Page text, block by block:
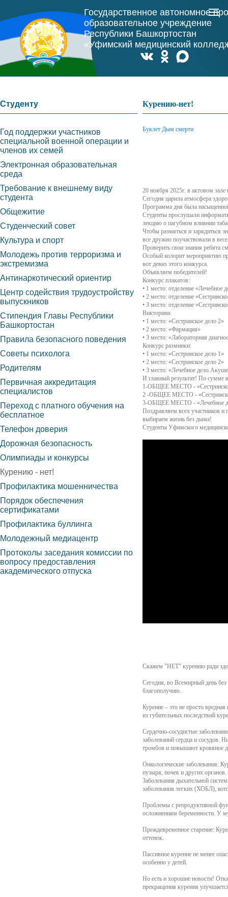
Государственное автономное
образовательное учреждение
Республики Башкортостан
«Уфимский медицинский
Курению-нет!
Буклет Дым смерти
20 ноября 2025г. в актовом
Сегодня царила атмосфера
Программа дня была
Студенты прослушали
лекцию о пагубном влиянии
Чтобы размяться и зарядиться
все дружно поучаствовали в
Проверить свои знания ребята
Особый колорит мероприятию
вот девиз этого конкурса.
Объявляем победителей!
Конкурс плакатов:
• 1 место: отделение
• 2 место: отделение
• З место: отделение
Викторина:
• 1 место: «Сестринское дело 2»
• 2 место: «Фармация»
• 3 место: «Лабораторная
Конкурс разминки:
• 1 место: «Сестринское дело 1»
• 2 место: «Сестринское дело 2»
• 3 место: «Лечебное
И главный результат! По
1-ОБЩЕЕ МЕСТО -
2 -ОБЩЕЕ МЕСТО -
3-ОБЩЕЕ МЕСТО - «Лечебное
Поздравляем всех участников
выбираем жизнь без дыма!
Студенты Уфимского
Скажем "НЕТ" курению ради
Сегодня, во Всемирный день без
благополучию.
Курение – это не просто
из губительных последствий
Сердечно-сосудистые
заболеваний сердца и сосудов.
тромбов и повышают кровяное
Онкологические заболевания:
пузыря, почек и других
Заболевания дыхательной
заболевания легких (ХОБЛ),
Проблемы с репродуктивной
осложнениям беременности. У
Преждевременное старение:
оттенок.
Пассивное курение не менее
особенно у детей.
Но есть и хорошие новости!
прекращения курения
Студенту
Год поддержки участников
специальной военной операции и
членов их семей
Электронная образовательная
среда
Требование к внешнему виду
студента
Общежитие
Студенческий совет
Культура и спорт
Молодежь против терроризма и
экстремизма
Антинаркотический ориентир
Центр содействия трудоустройству
выпускников
Стипендия Главы Республики
Башкортостан
Правила безопасного поведения
Советы психолога
Родителям
Первичная аккредитация
специалистов
Переход с платного обучения на
бесплатное
Телефон доверия
Дорожная безопасность
Олимпиады и конкурсы
Курению - нет!
Профилактика мошенничества
Порядок обеспечения
сертификатами
Профилактика буллинга
Молодежный медиацентр
Протоколы заседания комиссии по
вопросу предоставления
академического отпуска